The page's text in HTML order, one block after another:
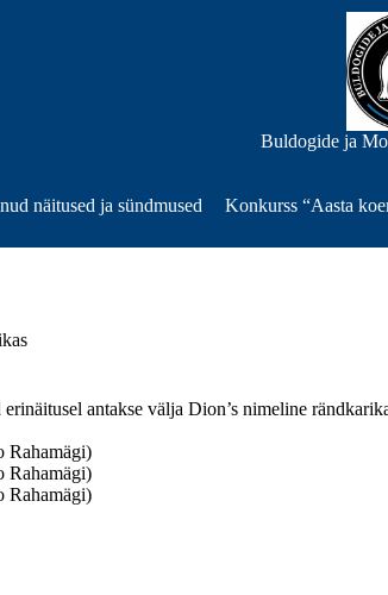
Buldogide ja
näitused ja sündmused Konkurss “Aasta
antakse välja Dion’s nimeline
Rahamägi)
Rahamägi)
Rahamägi)